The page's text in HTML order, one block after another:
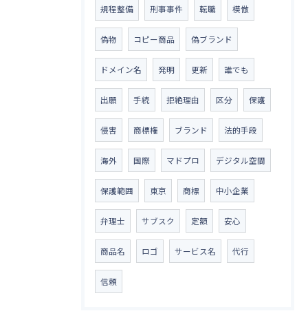
規程整備 刑事事件 転職 模倣
偽物 コピー商品 偽ブランド
ドメイン名 発明 更新 誰でも
出願 手続 拒絶理由 区分 保護
侵害 商標権 ブランド 法的手段
海外 国際 マドプロ デジタル空間
保護範囲 東京 商標 中小企業
弁理士 サブスク 定額 安心
商品名 ロゴ サービス名 代行
信頼